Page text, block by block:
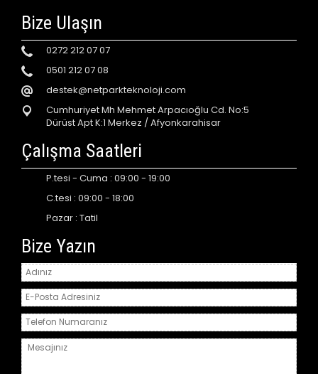
Bize Ulaşın
0272 212 07 07
0501 212 07 08
destek@netparkteknoloji.com
Cumhuriyet Mh Mehmet Arpacıoğlu Cd. No:5
Dürüst Apt K:1 Merkez / Afyonkarahisar
Çalışma Saatleri
P.tesi - Cuma : 09:00 - 19:00
C.tesi : 09:00 - 18:00
Pazar : Tatil
Bize Yazın